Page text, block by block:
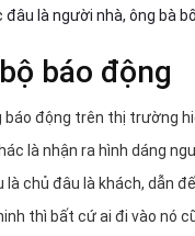
là người nhà, ông bà
báo động
báo động trên thị trường
là nhận ra hình dáng
là chủ đâu là khách, dẫn
thì bất cứ ai đi vào nó